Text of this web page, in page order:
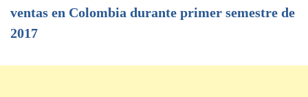
ventas en Colombia durante primer semestre de
2017